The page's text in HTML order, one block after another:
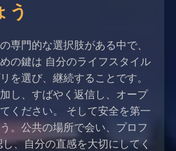
う
専門的な選択肢がある中で、
の鍵は 自分のライフスタイル
を選び、継続することです。
し、すばやく返信し、オープ
ください。 そして安全を第一
。公共の場所で会い、プロフ
、自分の直感を大切にしてく